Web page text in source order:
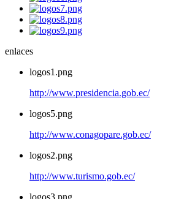
enlaces
logos1.png
http://www.presidencia.gob.ec/
logos5.png
http://www.conagopare.gob.ec/
logos2.png
http://www.turismo.gob.ec/